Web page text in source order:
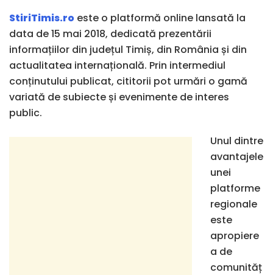
StiriTimis.ro este o platformă online lansată la
data de 15 mai 2018, dedicată prezentării
informațiilor din județul Timiș, din România și din
actualitatea internațională. Prin intermediul
conținutului publicat, cititorii pot urmări o gamă
variată de subiecte și evenimente de interes
public.
Unul dintre
avantajele
unei
platforme
regionale
este
apropiere
a de
comunităț